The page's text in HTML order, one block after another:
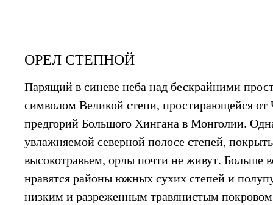
ОРЕЛ СТЕПНОЙ
Парящий в синеве неба над бескрайними
символом Великой степи, простирающейся от
предгорий Большого Хингана в Монголии.
увлажняемой северной полосе степей,
высокотравьем, орлы почти не живут. Больше
нравятся районы южных сухих степей и
низким и разреженным травянистым